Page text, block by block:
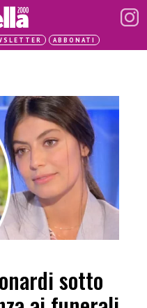
ABBONATI
sotto